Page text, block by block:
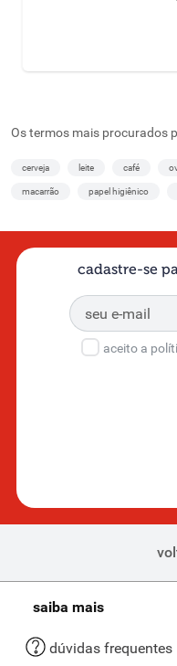
Os termos mais procurados
cerveja leite café
macarrão papel higiênico
cadastre-se
aceito a
saiba mais
dúvidas frequentes